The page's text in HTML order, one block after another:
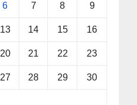
6 7 8 9
13 14 15 16
20 21 22 23
27 28 29 30